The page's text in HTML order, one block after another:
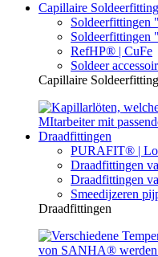
Capillaire
Soldeerfittingen
Soldeerfittingen
RefHP® | CuFe
Soldeer
Capillaire
Draadfittingen
PURAFIT® |
Draadfittingen
Draadfittingen
Smeedijzeren
Draadfittingen